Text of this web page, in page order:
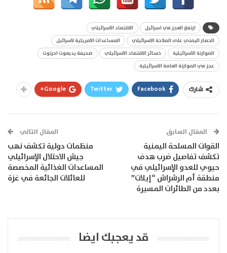
ارتفاع العجز في اسرائيل
الاقتصاد الاسرائيلي
الحصار اليمني على الملاحة الاسرائيلي
المساعدات الامريكية لاسرائيل
الموازنة الاسرائيلية
خسائر الاقتصاد الاسرائيلي
صحيفة يديعوت احرنوت
عجز في الموازنة العامة الاسرائيلية
شارك Facebook
Twitter
Google+
المقال السابق
القوات المسلحة اليمنية
تكشف تفاصيل ضرب هدف
حيوي للعدو الإسرائيلي في
منطقة أم الرشراش “إيلات”
بعدد من الطائرات المسيرة
المقال التالي
منظمات دولية تكشف نهب
جيش الاحتلال الإسرائيلي
المساعدات الغذائية المخصصة
للعائلات الجائعة في غزة
قد يعجبك ايضا